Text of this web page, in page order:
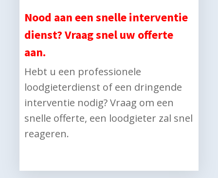
Nood aan een snelle interventie
dienst? Vraag snel uw offerte
aan.
Hebt u een professionele
loodgieterdienst of een dringende
interventie nodig? Vraag om een
snelle offerte, een loodgieter zal snel
reageren.